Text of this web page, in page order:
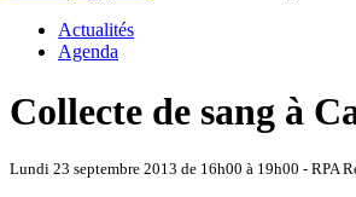
Actualités
Agenda
Collecte de sang à
Lundi 23 septembre 2013 de 16h00 à 19h00 - RPA